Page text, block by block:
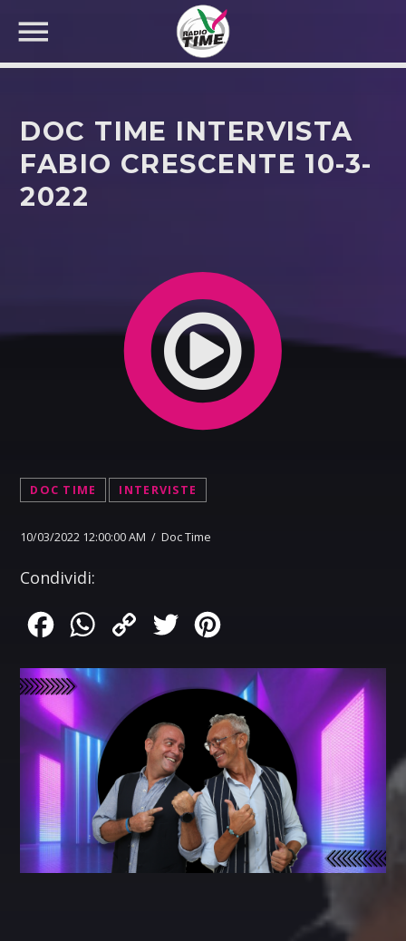
CERCA NEL SITO WEB:
DOC TIME INTERVISTA
FABIO CRESCENTE 10-3-
2022
DOC TIME INTERVISTE
10/03/2022 12:00:00 AM / Doc Time
Condividi:
FacebookWhatsApp
Copy
Twitter